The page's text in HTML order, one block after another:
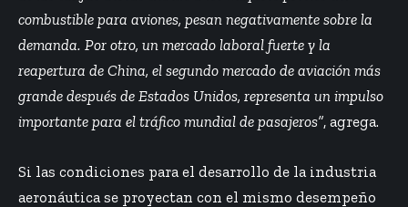
combustible para aviones, pesan negativamente sobre la
demanda. Por otro, un mercado laboral fuerte y la
reapertura de China, el segundo mercado de aviación más
grande después de Estados Unidos, representa un impulso
importante para el tráfico mundial de pasajeros”, agrega.
Si las condiciones para el desarrollo de la industria
aeronáutica se proyectan con el mismo desempeño